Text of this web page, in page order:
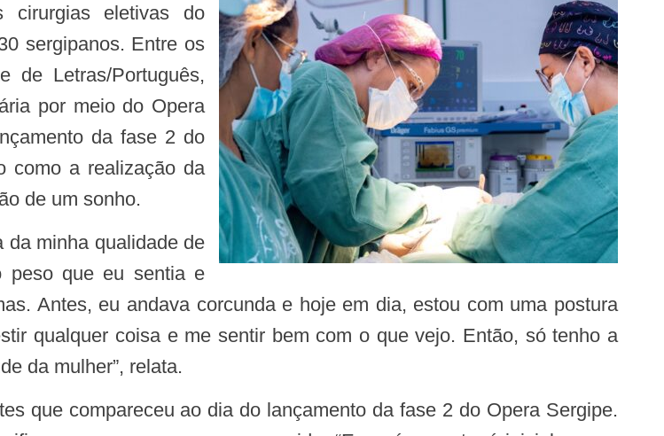
sergipanos. Entre os
de Letras/Português,
por meio do Opera
da fase 2 do
como a realização da
de um sonho.
peso que eu sentia e
Antes, eu andava corcunda e hoje em dia, estou com uma postura
qualquer coisa e me sentir bem com o que vejo. Então, só tenho a
da mulher”, relata.